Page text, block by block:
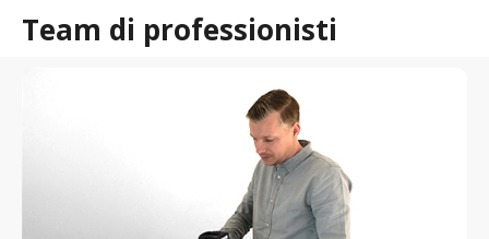
Team di professionisti